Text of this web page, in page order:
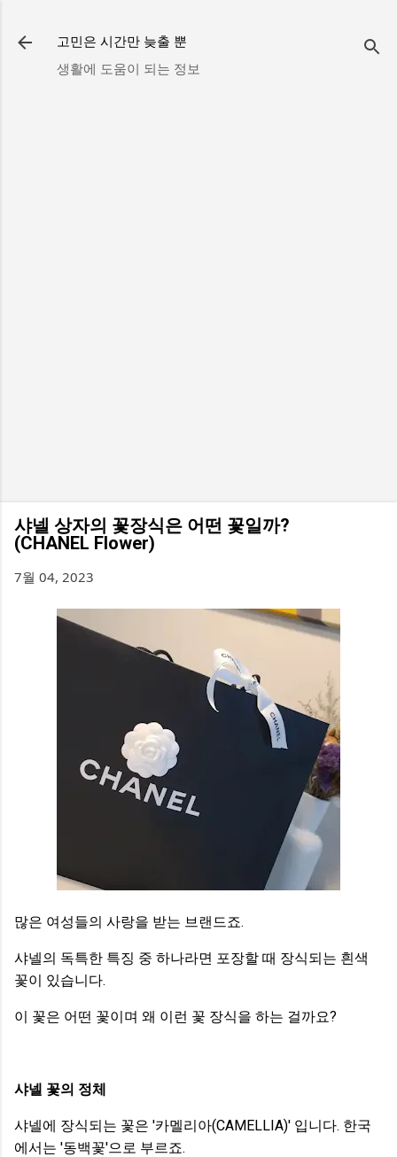
고민은 시간만 늦출 뿐
생활에 도움이 되는 정보
샤넬 상자의 꽃장식은 어떤 꽃일까?
(CHANEL Flower)
7월 04, 2023
많은 여성들의 사랑을 받는 브랜드죠.
샤넬의 독특한 특징 중 하나라면 포장할 때 장식되는 흰색
꽃이 있습니다.
이 꽃은 어떤 꽃이며 왜 이런 꽃 장식을 하는 걸까요?
샤넬 꽃의 정체
샤넬에 장식되는 꽃은 '카멜리아(CAMELLIA)' 입니다. 한국
에서는 '동백꽃'으로 부르죠.